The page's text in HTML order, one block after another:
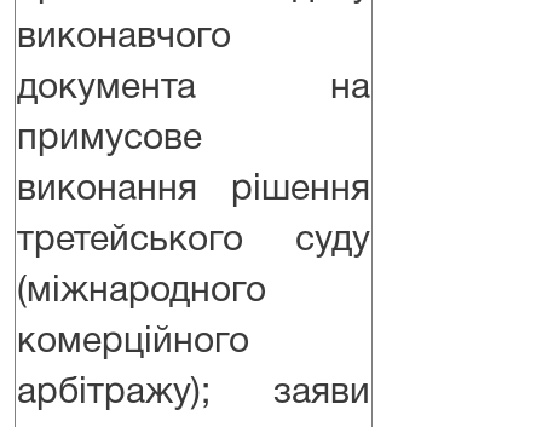
виконавчого
документа на
примусове
виконання рішення
третейського суду
(міжнародного
комерційного
арбітражу); заяви